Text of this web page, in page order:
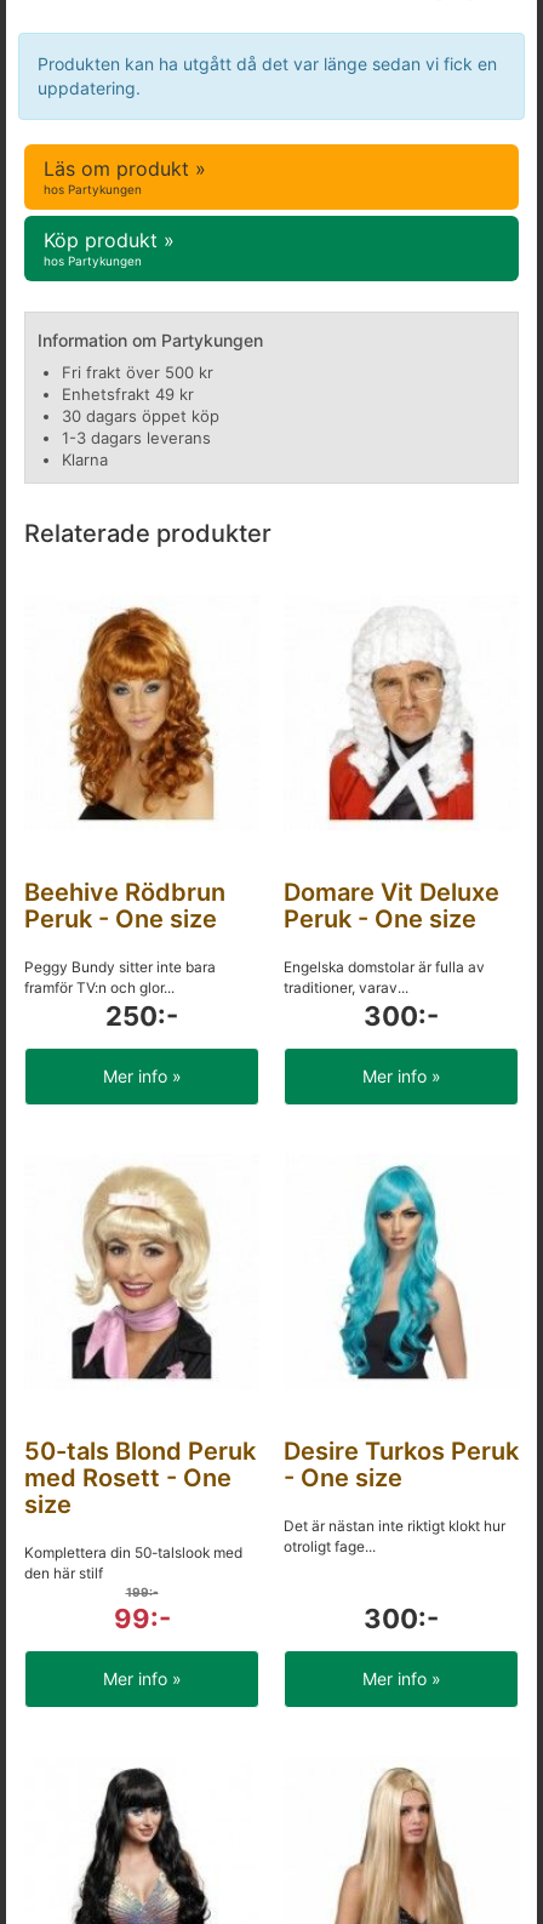
Produkten kan ha utgått då det var länge sedan vi fick en
uppdatering.
Läs om produkt »
hos Partykungen
Köp produkt »
hos Partykungen
Information om Partykungen
Fri frakt över 500 kr
Enhetsfrakt 49 kr
30 dagars öppet köp
1-3 dagars leverans
Klarna
Relaterade produkter
Beehive Rödbrun
Peruk - One size
Peggy Bundy sitter inte bara
framför TV:n och glor...
250:-
Mer info »
Domare Vit Deluxe
Peruk - One size
Engelska domstolar är fulla av
traditioner, varav...
300:-
Mer info »
50-tals Blond Peruk
med Rosett - One
size
Komplettera din 50-talslook med
den här stilf
199:-
99:-
Mer info »
Desire Turkos Peruk
- One size
Det är nästan inte riktigt klokt hur
otroligt fage...
300:-
Mer info »